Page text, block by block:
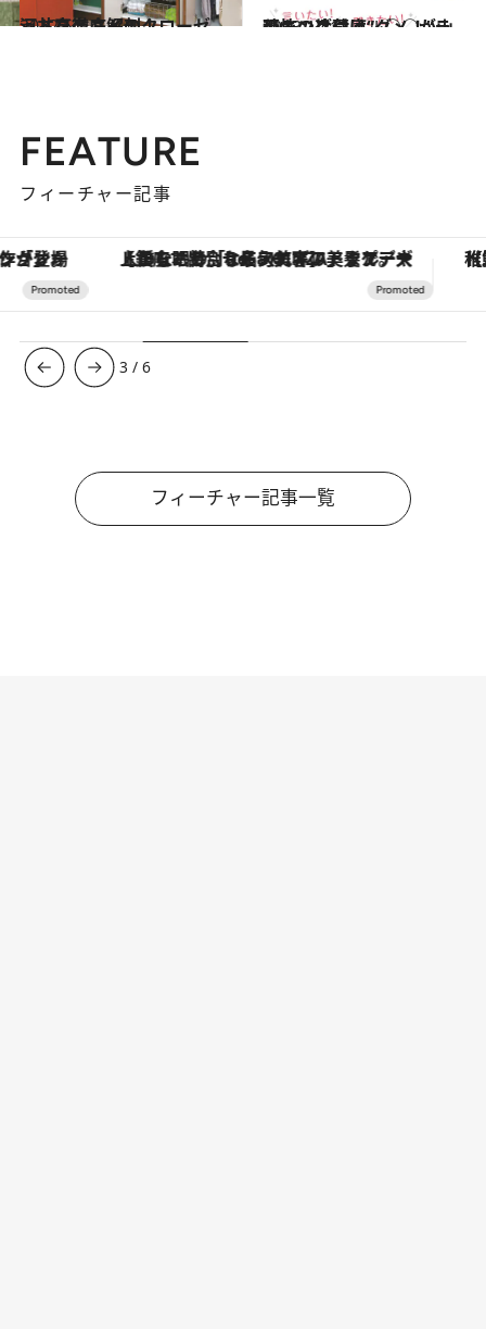
2012.5.1
河井真奈さんのクローゼットを徹底解剖！
ライフスタイル 2013.12.12
恐怖の冷蔵庫、○○が山積み 片付け“ダメ！”ランキング
ライフスタイル
FEATURE
フィーチャー記事
【銀座で出合う最旬美容】美髪ケアや上質な眠り…セルフケアのアップデートから、特別な名入れギフトまで。大人のための「ReFa GINZA」クルーズ 【夏限定ディナーコース】旬を
3 /6
フィーチャー記事一覧